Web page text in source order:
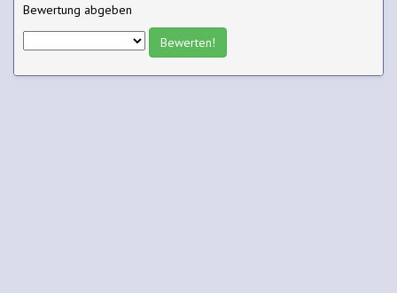
Bewertung abgeben